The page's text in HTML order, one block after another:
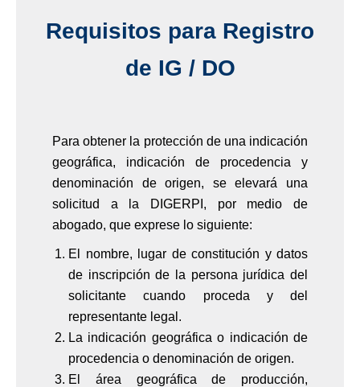
Requisitos para Registro
de IG / DO
Para obtener la protección de una indicación
geográfica, indicación de procedencia y
denominación de origen, se elevará una
solicitud a la DIGERPI, por medio de
abogado, que exprese lo siguiente:
El nombre, lugar de constitución y datos
de inscripción de la persona jurídica del
solicitante cuando proceda y del
representante legal.
La indicación geográfica o indicación de
procedencia o denominación de origen.
El área geográfica de producción,